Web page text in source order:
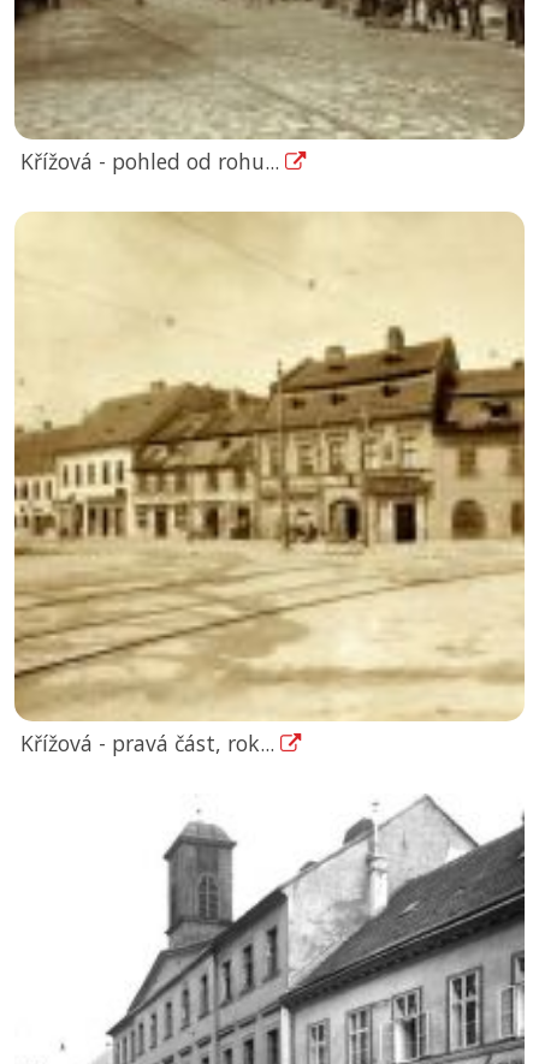
Křížová - pohled od rohu...
Křížová - pravá část, rok...